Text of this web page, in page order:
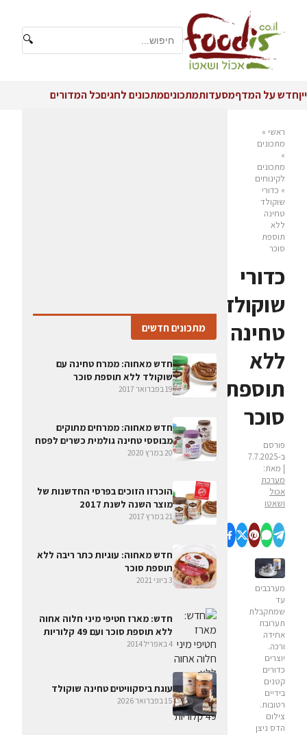
🔍
ייןחדש על המדףמסעדותמתכוניםמתכונים לחגיםכל המדורים
ראשי »
מתכונים
»
מתכונים
לקינוחים
» כדורי
שוקולד
טחינה
ללא
תוספת
סוכר
כדורי
שוקולד
טחינה
ללא
תוספת
סוכר
פורסם
ב-7.7.2025
| מאת:
מערכת
אכול
ושאטו
מערבבים
עד
שמתקבלת
תערובת
אחידה
ורכה.
יוצרים
כדורים
קטנים
בידיים
רטובות.
צילום
הדס ניצן
מתכונים חדשים
חדש מאחוה: ממרח טחינה עם
שוקולד ללא תוספת סוכר
19 בפברואר 2017
חדש מאחוה: ממרחים מתוקים
מבוססי טחינה גולמית כשרים לפסח
20 במרץ 2020
הוכרזו הזוכים בפרסי החדשנות של
מוצר השנה לשנת 2017
21 במרץ 2017
חדש מאחוה: עוגיות כתר ריבה ללא
תוספת סוכר
3 ביוני 2021
חדש: מארז חטיפי מיני חלוה אחוה
ללא תוספת סוכר ועם 49 קלוריות
4 באפריל 2014
עוגת ביסקוויטים טחינה שוקולד
15 בפברואר 2026